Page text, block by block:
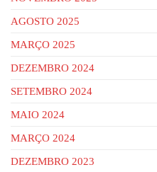
AGOSTO 2025
MARÇO 2025
DEZEMBRO 2024
SETEMBRO 2024
MAIO 2024
MARÇO 2024
DEZEMBRO 2023